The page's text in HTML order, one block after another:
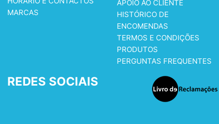
MARCAS
APOIO AO CLIENTE
HISTÓRICO DE
ENCOMENDAS
TERMOS E CONDIÇÕES
PRODUTOS
PERGUNTAS FREQUENTES
REDES SOCIAIS